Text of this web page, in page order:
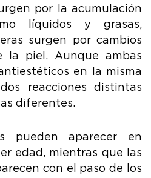
por la acumulación
líquidos y grasas,
surgen por cambios
la piel. Aunque ambas
en la misma
reacciones distintas
diferentes.
pueden aparecer en
edad, mientras que las
con el paso de los